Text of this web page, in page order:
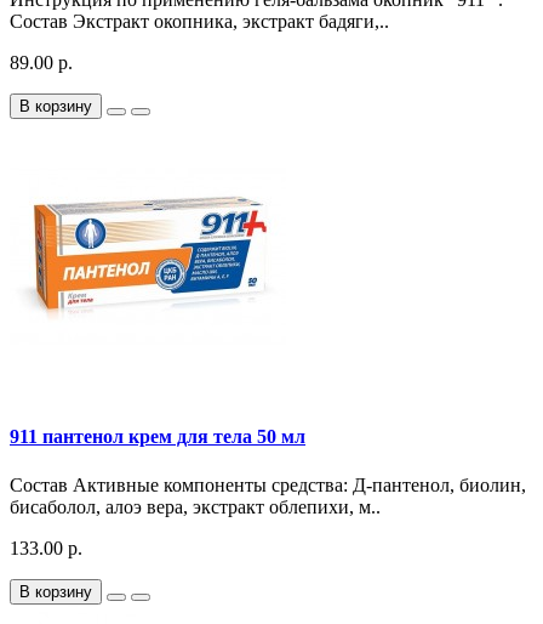
Состав Экстракт окопника, экстракт бадяги,..
89.00 р.
В корзину
911 пантенол крем для тела 50 мл
Состав Активные компоненты средства: Д-пантенол, биолин,
бисаболол, алоэ вера, экстракт облепихи, м..
133.00 р.
В корзину